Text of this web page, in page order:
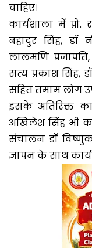
चाहिए।
कार्यशाला में प्रो.
बहादुर सिंह, डॉ
लालमणि
सत्य प्रकाश सिंह,
सहित तमाम लोग
इसके अतिरिक्त
अखिलेश सिंह भी
संचालन डॉ
ज्ञापन के साथ